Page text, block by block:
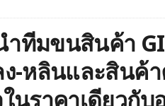
ทีมขนสินค้า
ง-หลินและสินค้
นราคาเดียวกั